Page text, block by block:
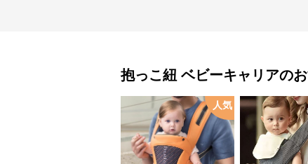
抱っこ紐 ベビーキャリアの
人気